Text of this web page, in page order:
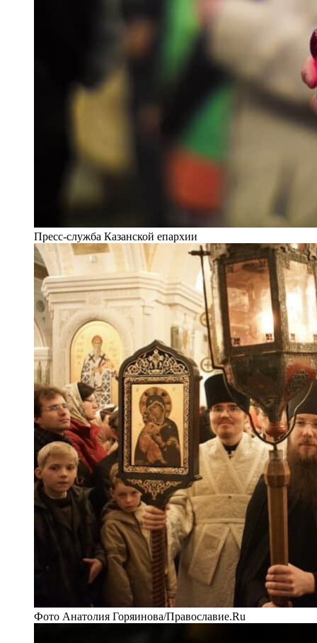
Пресс-служба Казанской епархии
Фото Анатолия Горяинова/Православие.Ru